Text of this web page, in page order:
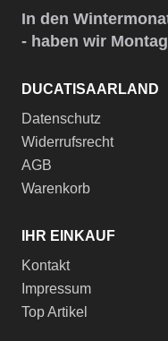
In den
- haben wir
DUCATISAARLAND
Datenschutz
Widerrufsrecht
AGB
Warenkorb
IHR EINKAUF
Kontakt
Impressum
Top Artikel